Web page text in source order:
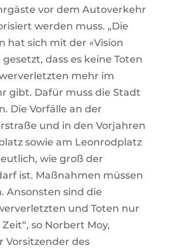
vor dem Autoverkehr
werden muss. „Die
hat sich mit der «Vision
dass es keine Toten
mehr im
gibt. Dafür muss die Stadt
Die Vorfälle an der
und in den Vorjahren
sowie am Leonrodplatz
wie groß der
ist. Maßnahmen müssen
Ansonsten sind die
und Toten nur
so Norbert Moy,
Vorsitzender des